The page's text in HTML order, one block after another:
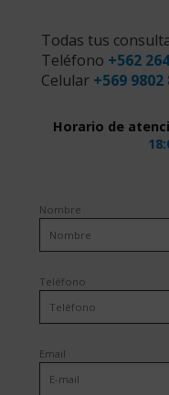
Todas tus
Teléfono +562
Celular +569 9802
Horario de
Nombre
Teléfono
Email